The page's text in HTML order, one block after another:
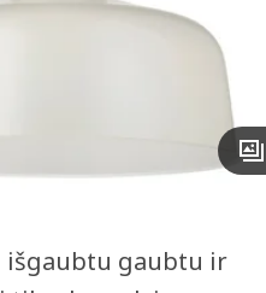
išgaubtu gaubtu ir